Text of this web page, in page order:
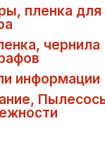
пленка для
чернила
информации